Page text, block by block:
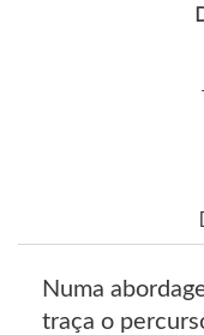
Numa
traça o